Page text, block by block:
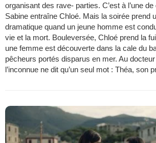
organisant des rave- parties. C’est à l’une
Sabine entraîne Chloé. Mais la soirée prend
dramatique quand un jeune homme est
vie et la mort. Bouleversée, Chloé prend la
une femme est découverte dans la cale du
pêcheurs portés disparus en mer. Au
l’inconnue ne dit qu’un seul mot : Théa, son